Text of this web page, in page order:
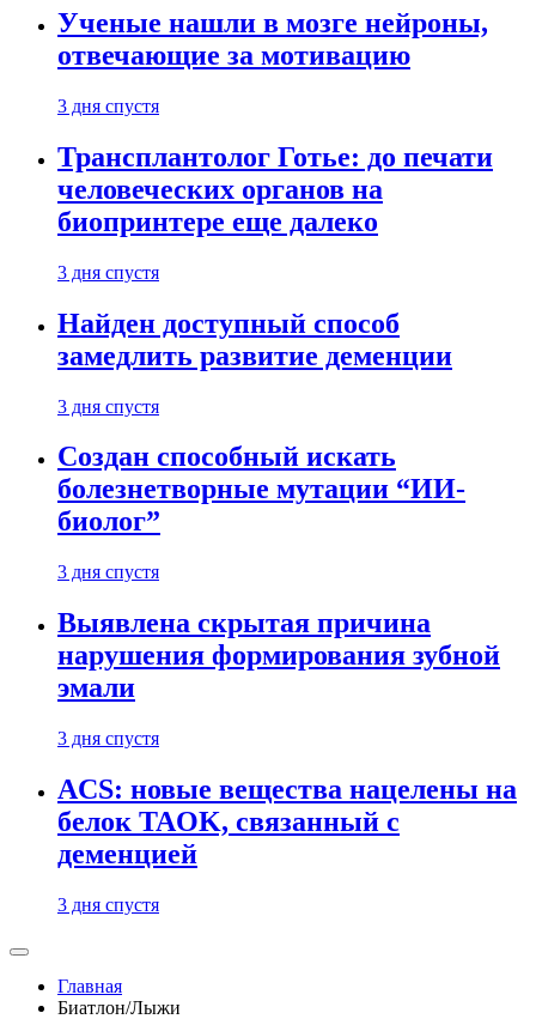
Ученые нашли в мозге нейроны,
отвечающие за мотивацию
3 дня спустя
Трансплантолог Готье: до печати
человеческих органов на
биопринтере еще далеко
3 дня спустя
Найден доступный способ
замедлить развитие деменции
3 дня спустя
Создан способный искать
болезнетворные мутации “ИИ-
биолог”
3 дня спустя
Выявлена скрытая причина
нарушения формирования зубной
эмали
3 дня спустя
ACS: новые вещества нацелены на
белок TAOK, связанный с
деменцией
3 дня спустя
Главная
Биатлон/Лыжи